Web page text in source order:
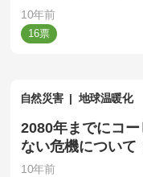
10年前
16
自然災害 地球温暖化
2080年までにコ
ない危機について
10年前